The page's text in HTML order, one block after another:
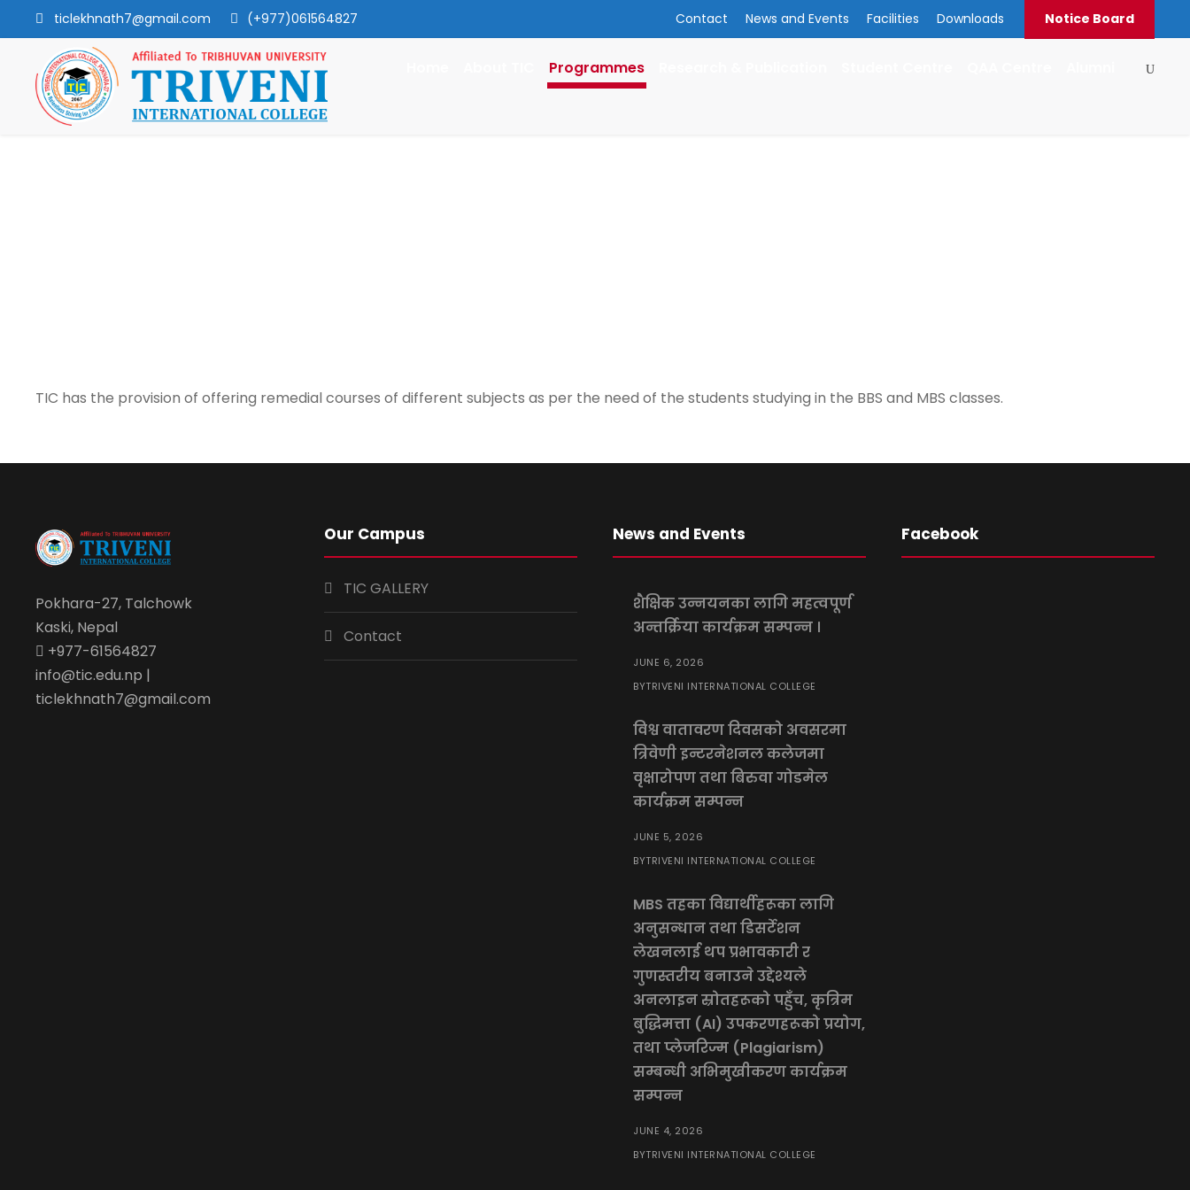
ticlekhnath7@gmail.com (+977)061564827 Contact News and Events Facilities Downloads Notice Board
Programmes
TIC has the provision of offering remedial courses of different subjects as per the need of the students studying in the BBS and MBS classes.
Pokhara-27, Talchowk
Kaski, Nepal
+977-61564827
info@tic.edu.np |
ticlekhnath7@gmail.com
Our Campus
TIC GALLERY
Contact
News and Events
शैक्षिक उन्नयनका लागि महत्वपूर्ण
अन्तर्क्रिया कार्यक्रम सम्पन्न ।
JUNE 6, 2026
BYTRIVENI INTERNATIONAL COLLEGE
विश्व वातावरण दिवसको अवसरमा
त्रिवेणी इन्टरनेशनल कलेजमा
वृक्षारोपण तथा बिरुवा गोडमेल
कार्यक्रम सम्पन्न
JUNE 5, 2026
BYTRIVENI INTERNATIONAL COLLEGE
MBS तहका विद्यार्थीहरूका लागि
अनुसन्धान तथा डिसर्टेशन
लेखनलाई थप प्रभावकारी र
गुणस्तरीय बनाउने उद्देश्यले
अनलाइन स्रोतहरूको पहुँच, कृत्रिम
बुद्धिमत्ता (AI) उपकरणहरूको प्रयोग,
तथा प्लेजरिज्म (Plagiarism)
सम्बन्धी अभिमुखीकरण कार्यक्रम
सम्पन्न
JUNE 4, 2026
BYTRIVENI INTERNATIONAL COLLEGE
Facebook